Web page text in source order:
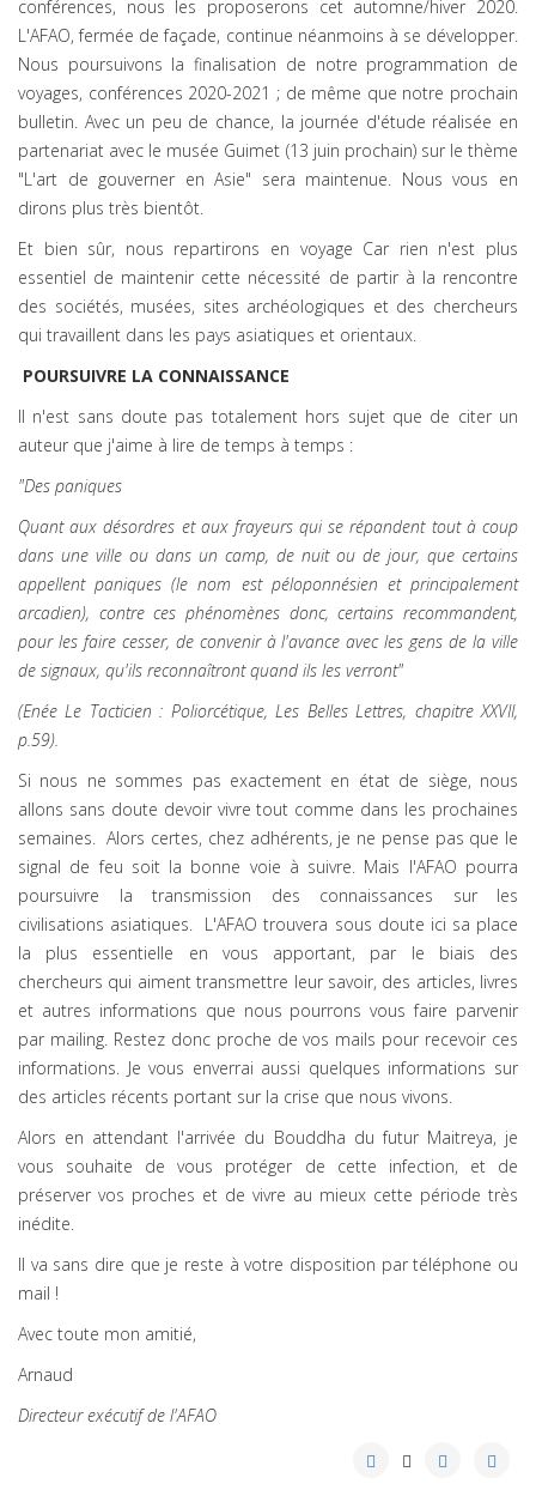
conférences, nous les proposerons cet automne/hiver 2020.
L'AFAO, fermée de façade, continue néanmoins à se développer.
Nous poursuivons la finalisation de notre programmation de
voyages, conférences 2020-2021 ; de même que notre prochain
bulletin. Avec un peu de chance, la journée d'étude réalisée en
partenariat avec le musée Guimet (13 juin prochain) sur le thème
"L'art de gouverner en Asie" sera maintenue. Nous vous en
dirons plus très bientôt.
Et bien sûr, nous repartirons en voyage Car rien n'est plus
essentiel de maintenir cette nécessité de partir à la rencontre
des sociétés, musées, sites archéologiques et des chercheurs
qui travaillent dans les pays asiatiques et orientaux.
POURSUIVRE LA CONNAISSANCE
Il n'est sans doute pas totalement hors sujet que de citer un
auteur que j'aime à lire de temps à temps :
"Des paniques
Quant aux désordres et aux frayeurs qui se répandent tout à coup
dans une ville ou dans un camp, de nuit ou de jour, que certains
appellent paniques (le nom est péloponnésien et principalement
arcadien), contre ces phénomènes donc, certains recommandent,
pour les faire cesser, de convenir à l'avance avec les gens de la ville
de signaux, qu'ils reconnaîtront quand ils les verront"
(Enée Le Tacticien : Poliorcétique, Les Belles Lettres, chapitre XXVII,
p.59).
Si nous ne sommes pas exactement en état de siège, nous
allons sans doute devoir vivre tout comme dans les prochaines
semaines. Alors certes, chez adhérents, je ne pense pas que le
signal de feu soit la bonne voie à suivre. Mais l'AFAO pourra
poursuivre la transmission des connaissances sur les
civilisations asiatiques. L'AFAO trouvera sous doute ici sa place
la plus essentielle en vous apportant, par le biais des
chercheurs qui aiment transmettre leur savoir, des articles, livres
et autres informations que nous pourrons vous faire parvenir
par mailing. Restez donc proche de vos mails pour recevoir ces
informations. Je vous enverrai aussi quelques informations sur
des articles récents portant sur la crise que nous vivons.
Alors en attendant l'arrivée du Bouddha du futur Maitreya, je
vous souhaite de vous protéger de cette infection, et de
préserver vos proches et de vivre au mieux cette période très
inédite.
Il va sans dire que je reste à votre disposition par téléphone ou
mail !
Avec toute mon amitié,
Arnaud
Directeur exécutif de l'AFAO